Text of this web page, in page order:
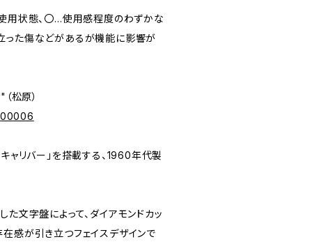
用状態、〇…使用感程度のわずかな
た傷などがあるが機能に影響が
松原）
ャリバー」を搭載する、1960年代製
た文字盤によって、ダイアモンドカッ
感が引き立つフェイスデザインで